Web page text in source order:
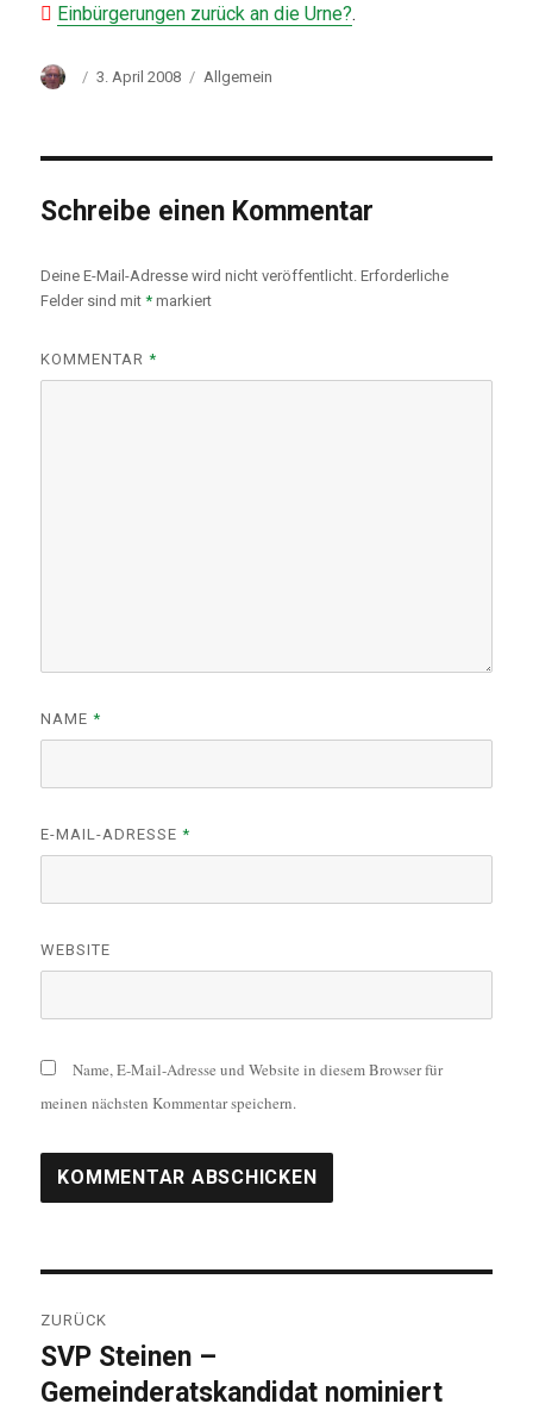
Einbürgerungen zurück an die Urne?.
AutorVeröffentlicht
3. April 2008 Kategorien
Allgemein
Schreibe einen Kommentar
Deine E-Mail-Adresse wird nicht veröffentlicht. Erforderliche
Felder sind mit* markiert
KOMMENTAR*
NAME*
E-MAIL-ADRESSE*
WEBSITE
Name, E-Mail-Adresse und Website in diesem Browser für
meinen nächsten Kommentar speichern.
ZURÜCK
Vorheriger
Beitrag:
SVP Steinen –
Gemeinderatskandidat nominiert